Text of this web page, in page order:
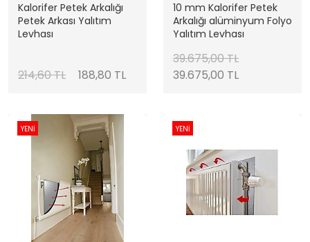
Kalorifer Petek Arkalığı
Petek Arkası Yalıtım
Levhası
214,60 TL 188,80 TL
10 mm Kalorifer Petek
Arkalığı alüminyum Folyo
Yalıtım Levhası
39.675,00 TL
39.675,00 TL
YENİ YENİ